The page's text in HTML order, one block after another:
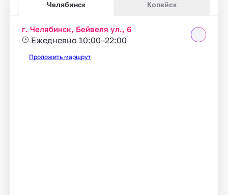
Челябинск Копейск
г. Челябинск, Бейвеля ул., 6
Ежедневно 10:00–22:00
Проложить маршрут